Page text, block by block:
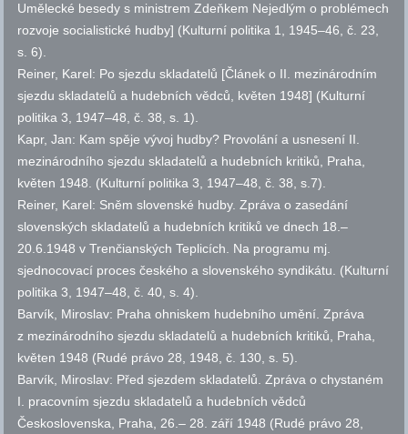
Umělecké besedy s ministrem Zdeňkem Nejedlým o problémech
rozvoje socialistické hudby] (Kulturní politika 1, 1945–46,č. 23,
s. 6).
Reiner, Karel: Po sjezdu skladatelů [Článek o II. mezinárodním
sjezdu skladatelů a hudebních vědců, květen 1948] (Kulturní
politika 3, 1947–48,č. 38, s. 1).
Kapr, Jan: Kam spěje vývoj hudby? Provolání a usnesení II.
mezinárodního sjezdu skladatelů a hudebních kritiků, Praha,
květen 1948. (Kulturní politika 3, 1947–48,č. 38, s.7).
Reiner, Karel: Sněm slovenské hudby. Zpráva o zasedání
slovenských skladatelů a hudebních kritiků ve dnech 18.–
20.6.1948 v Trenčianských Teplicích. Na programu mj.
sjednocovací proces českého a slovenského syndikátu. (Kulturní
politika 3, 1947–48,č. 40, s. 4).
Barvík, Miroslav: Praha ohniskem hudebního umění. Zpráva
z mezinárodního sjezdu skladatelů a hudebních kritiků, Praha,
květen 1948 (Rudé právo 28, 1948,č. 130, s. 5).
Barvík, Miroslav: Před sjezdem skladatelů. Zpráva o chystaném
I. pracovním sjezdu skladatelů a hudebních vědců
Československa, Praha, 26.– 28. září 1948 (Rudé právo 28,